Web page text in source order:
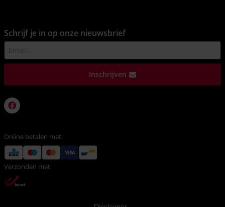
Schrijf je in op onze nieuwsbrief
Inschrijven
Online betalen met:
Verzonden met